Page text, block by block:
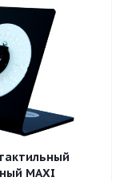
MAXI